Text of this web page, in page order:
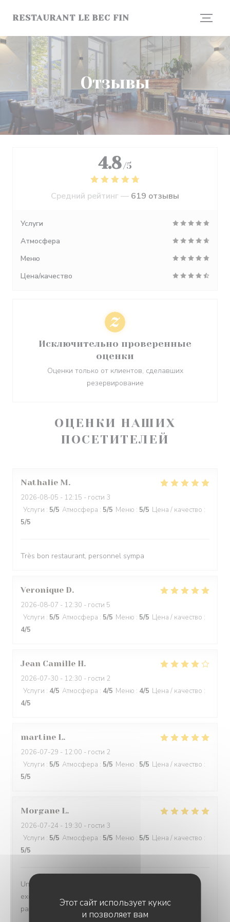
Этот сайт использует кукис
и позволяет вам
RESTAURANT LE BEC FIN
Отзывы
ОЦЕНКИ НАШИХ
ПОСЕТИТЕЛЕЙ
Nathalie M
2026-08-05 - 12:15 - гости 3
Услуги : 5/5 Атмосфера : 5/5 Меню : 5/5 Цена / качество :
5/5
Très bon restaurant, personnel sympa
Veronique D
2026-08-07 - 12:30 - гости 5
Услуги : 5/5 Атмосфера : 5/5 Меню : 5/5 Цена / качество :
4/5
Jean Camille H
2026-07-30 - 12:30 - гости 2
Услуги : 4/5 Атмосфера : 4/5 Меню : 4/5 Цена / качество :
4/5
martine L
2026-07-29 - 12:00 - гости 2
Услуги : 5/5 Атмосфера : 5/5 Меню : 5/5 Цена / качество :
5/5
Morgane L
2026-07-24 - 19:30 - гости 3
Услуги : 5/5 Атмосфера : 5/5 Меню : 5/5 Цена / качество :
5/5
Un accueil chaleureux, une carte diversifiée, des plats
excellents, nous recommandons ce lieu qui ravie les
papilles
4.8 /5
Средний рейтинг — 619 отзывы
Услуги
Атмосфера
Меню
Цена/качество
Исключительно проверенные
оценки
Оценки только от клиентов, сделавших
резервирование